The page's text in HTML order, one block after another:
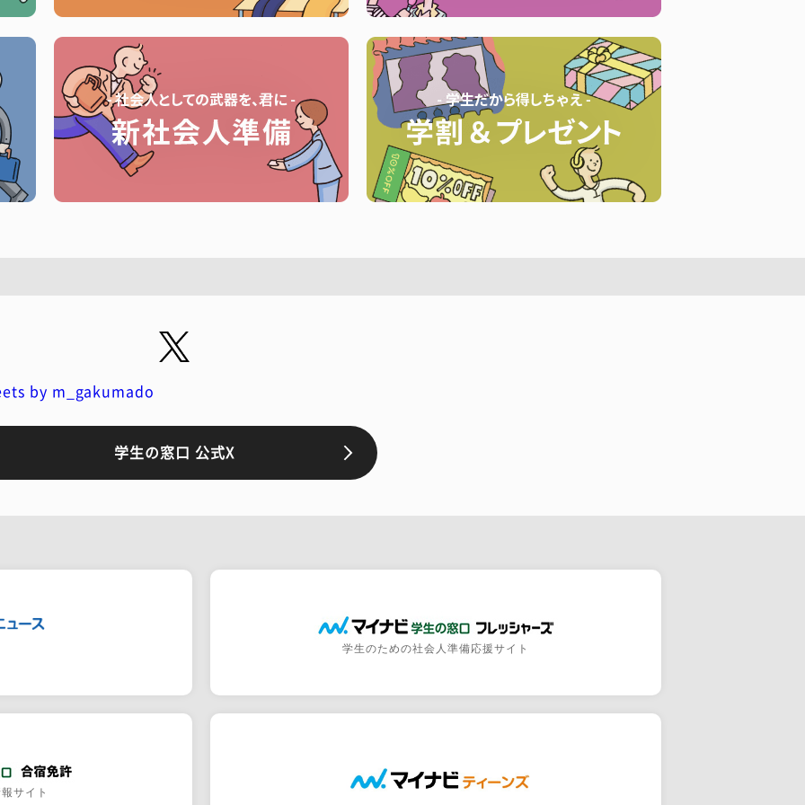
by m_gakumado
学生の窓口 公式X
学生のための社会人準備応援サイト
サイト